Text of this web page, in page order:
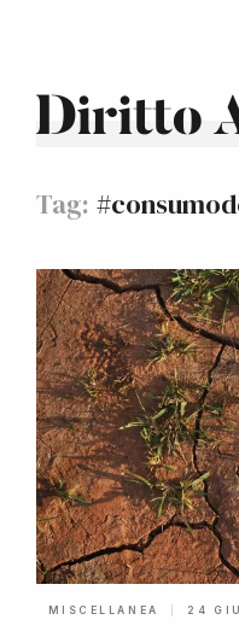
Diritto
Tag:
MISCELLANEA 24